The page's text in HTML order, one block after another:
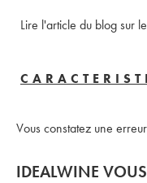
Lire l'article du blog sur
Vous constatez une
IDEALWINE